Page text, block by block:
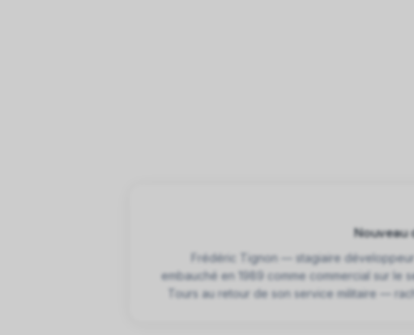
Nouveau
Frédéric Tignon — stagiaire développeur
embauché en 1989 comme commercial sur le
Tours au retour de son service militaire —